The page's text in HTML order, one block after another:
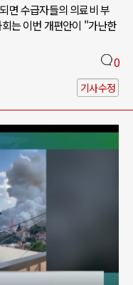
면 수급자들의 의료비 부
는 이번 개편안이 "가난한
0
기사수정